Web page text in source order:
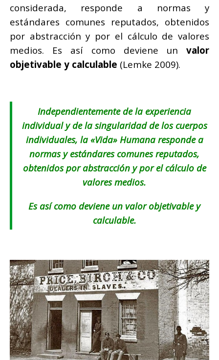
considerada, responde a normas y
estándares comunes reputados, obtenidos
por abstracción y por el cálculo de valores
medios. Es así como deviene un valor
objetivable y calculable (Lemke 2009).
Independientemente de la experiencia
individual y de la singularidad de los cuerpos
individuales, la «Vida» Humana responde a
normas y estándares comunesreputados,
obtenidos por abstracción y por el cálculo de
valores medios.
Es así como deviene un valor objetivable y
calculable.